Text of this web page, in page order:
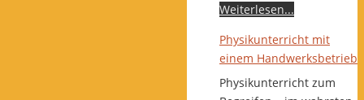
Weiterlesen...
Physikunterricht mit
einem Handwerksbetrieb
Physikunterricht zum